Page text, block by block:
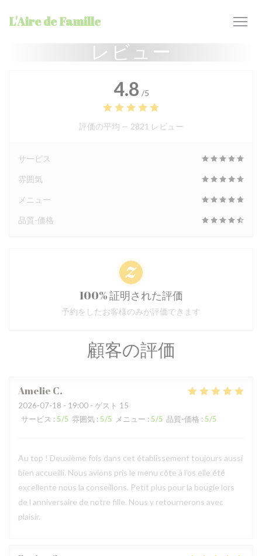
L'Aire de Famille
レビュー
顧客の評価
Amelie C
2026-07-18 - 19:00 - ゲスト 15
サービス : 5/5 雰囲気 : 5/5 メニュー : 5/5 品質-価格 : 5/5
Au top ! Deuxième fois dans cet établissement toujours aussi
bien accueilli. Nous avions pris le menu côte à l’os elle été
excellente nous la conseillons. Petit plus pour la bougie lors
de l anniversaire de notre fille. Nous y retournerons avec
plaisir.
4.8 /5
評価の平均 — 2821 レビュー
サービス
雰囲気
メニュー
品質-価格
100% 証明された評価
予約をしたお客様のみが評価できます